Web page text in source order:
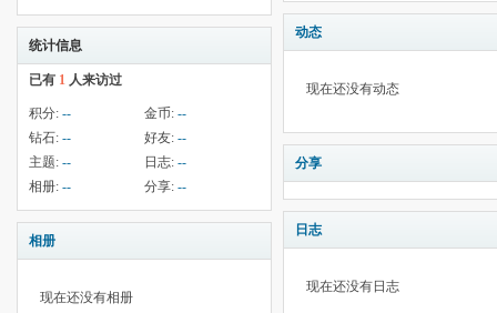
统计信息
已有 1 人来访过
积分: -- 金币: --
钻石: -- 好友: --
主题: -- 日志: --
相册: -- 分享: --
相册
现在还没有相册
动态
现在还没有动态
分享
日志
现在还没有日志